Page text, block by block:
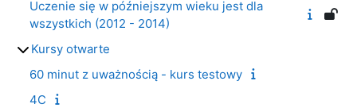
Uczenie się w późniejszym wieku jest dla
wszystkich (2012 - 2014)
Kursy otwarte
60 minut z uważnością - kurs testowy
4C